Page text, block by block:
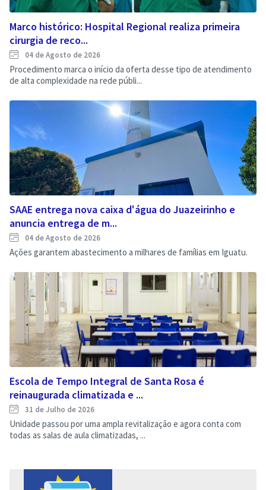
Marco histórico: Hospital Regional realiza primeira
cirurgia de reco...
04 de Agosto de 2026
Procedimento marca o início da oferta desse tipo de atendimento
de alta complexidade na rede públi...
SAAE entrega nova caixa d'água do Juazeirinho e
anuncia entrega de m...
04 de Agosto de 2026
Ações garantem abastecimento a milhares de famílias em Iguatu.
Escola de Tempo Integral de Santa Rosa é
reinaugurada climatizada e ...
31 de Julho de 2026
Unidade passou por uma ampla revitalização e agora conta com
todas as salas de aula climatizadas, ...